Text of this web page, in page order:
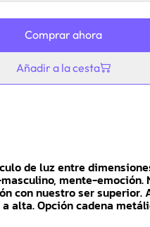
Comprar ahora
Añadir a la cesta
de luz entre
mente-emoción.
con nuestro ser superior.
alta. Opción cadena